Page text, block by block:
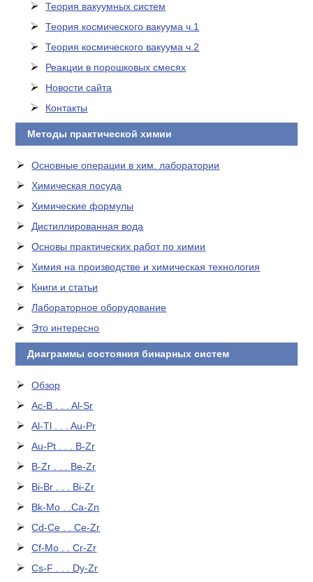
Теория вакуумных систем
Теория космического вакуума ч.1
Теория космического вакуума ч.2
Реакции в порошковых смесях
Новости сайта
Контакты
Методы практической химии
Основные операции в хим. лаборатории
Химическая посуда
Химические формулы
Дистиллированная вода
Основы практических работ по химии
Химия на производстве и химическая технология
Книги и статьи
Лабораторное оборудование
Это интересно
Диаграммы состояния бинарных систем
Обзор
Ac-B . . . Al-Sr
Al-Tl . . . Au-Pr
Au-Pt . . . B-Zr
B-Zr . . . Be-Zr
Bi-Br . . . Bi-Zr
Bk-Mo . .Ca-Zn
Cd-Ce . . Ce-Zr
Cf-Mo . . Cr-Zr
Cs-F . . . Dy-Zr